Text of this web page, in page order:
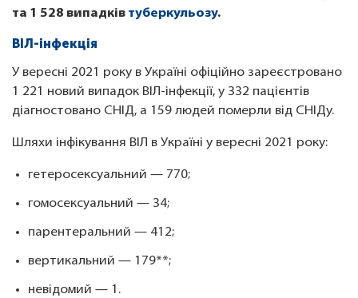
та 1 528 випадків туберкульозу.
ВІЛ-інфекція
У вересні 2021 року в Україні офіційно зареєстровано
1 221 новий випадок ВІЛ-інфекції, у 332 пацієнтів
діагностовано СНІД, а 159 людей померли від СНІДу.
Шляхи інфікування ВІЛ в Україні у вересні 2021 року:
гетеросексуальний — 770;
гомосексуальний — 34;
парентеральний — 412;
вертикальний — 179**;
невідомий — 1.